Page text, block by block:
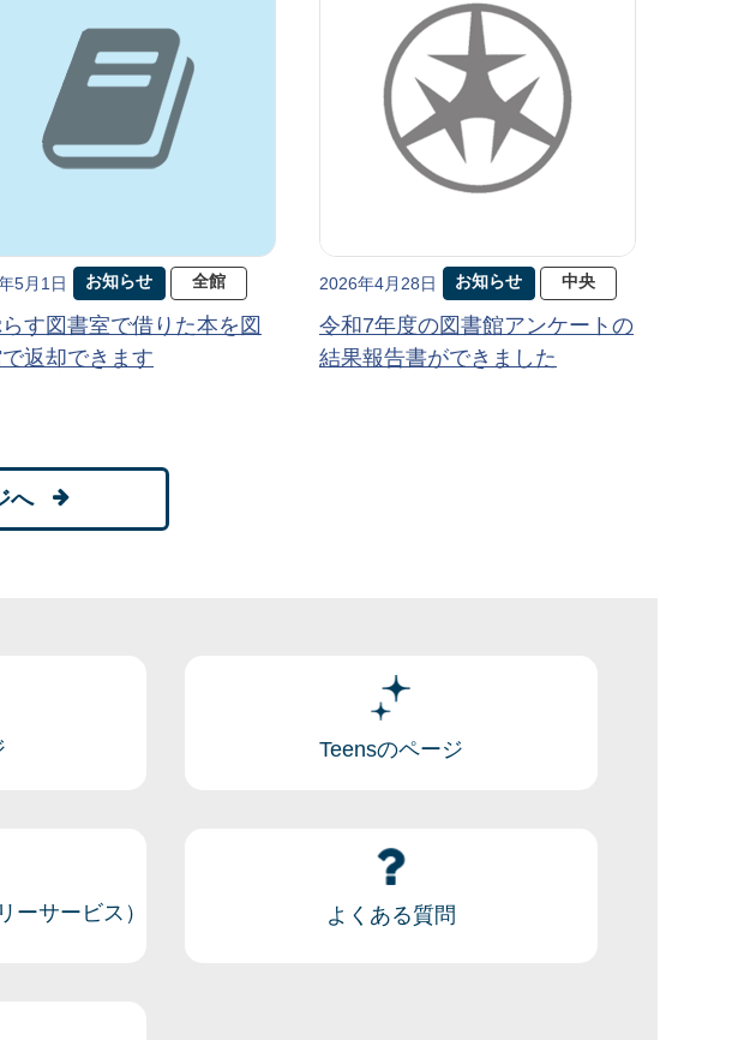
5月1日 お知らせ 全館
らす図書室で借りた本を図
返却できます
2026年4月28日 お知らせ 中央
令和7年度の図書館アンケートの
結果報告書ができました
へ
Teensのページ
ーサービス） よくある質問